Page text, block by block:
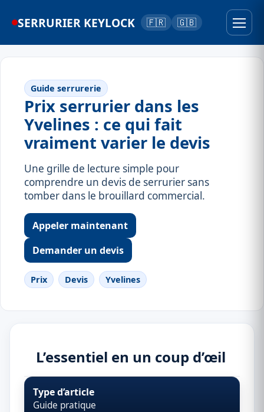
SERRURIER KEYLOCK 🇫🇷 🇬🇧
Guide serrurerie
Prix serrurier dans les
Yvelines : ce qui fait
vraiment varier le devis
Une grille de lecture simple pour
comprendre un devis de serrurier sans
tomber dans le brouillard commercial.
Appeler maintenant
Demander un devis
Prix Devis Yvelines
L’essentiel en un coup d’œil
Type d’article
Guide pratique